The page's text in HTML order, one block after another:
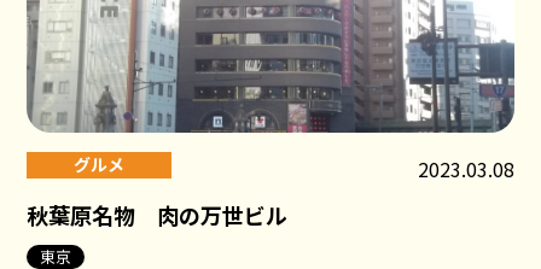
グルメ 2023.03.08
秋葉原名物 肉の万世ビル
東京